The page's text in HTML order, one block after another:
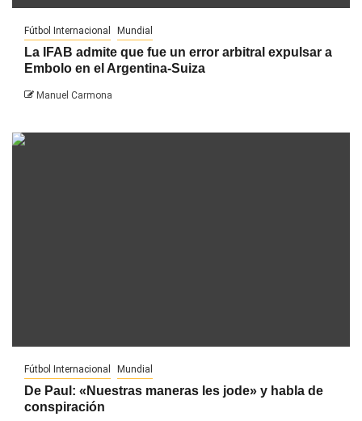
Fútbol Internacional Mundial
La IFAB admite que fue un error arbitral expulsar a
Embolo en el Argentina-Suiza
Manuel Carmona
Fútbol Internacional Mundial
De Paul: «Nuestras maneras les jode» y habla de
conspiración